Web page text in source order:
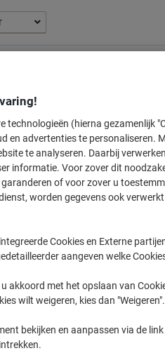
veiligheidsbrillen, waar u een
werkzaamheden. Ontdek diverse
om comfort en veiligheid te
de bescherming die u nodig heeft.
bollé SAFETY
technologieën (hierna gezamenlijk
en advertenties te personaliseren.
te analyseren. Daarbij
informatie. Voor zover dit
of voor zover u
worden gegevens ook
Cookies en Externe
aangeven welke
akkoord met het opslaan van
wilt weigeren, kies dan "Weigeren".
bekijken en aanpassen via de link